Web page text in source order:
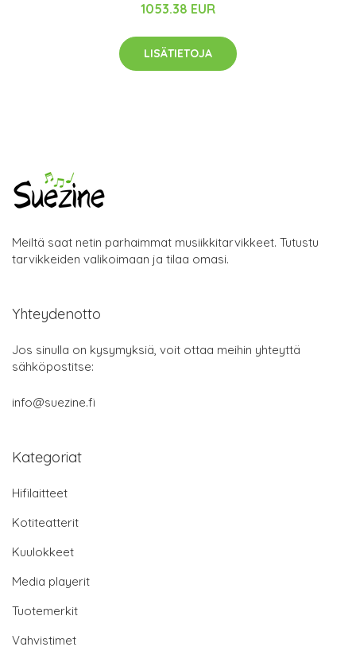
1053.38 EUR
LISÄTIETOJA
Meiltä saat netin parhaimmat musiikkitarvikkeet. Tutustu
tarvikkeiden valikoimaan ja tilaa omasi.
Yhteydenotto
Jos sinulla on kysymyksiä, voit ottaa meihin yhteyttä
sähköpostitse:
info@suezine.fi
Kategoriat
Hifilaitteet
Kotiteatterit
Kuulokkeet
Media playerit
Tuotemerkit
Vahvistimet